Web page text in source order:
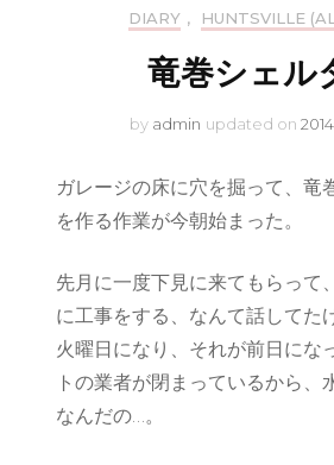
DIARY , HUNTSVILLE
竜巻シェル
by admin updated on
ガレージの床に穴を掘って、竜
を作る作業が今朝始まった。
先月に一度下見に来てもらって
に工事をする、なんて話してた
火曜日になり、それが前日にな
トの業者が閉まっているから、
なんだの…。